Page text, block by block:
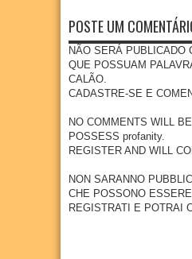
a fé,
tradiç
ão e
cultur
comu
e
quilo
mbola
Goian
a
POSTE UM
NÃO SERÁ PUBLICADO
QUE POSSUAM
CALÃO.
CADASTRE-SE E
NO COMMENTS WILL
POSSESS profanity.
REGISTER AND WILL
NON SARANNO
CHE POSSONO
REGISTRATI E POTRAI